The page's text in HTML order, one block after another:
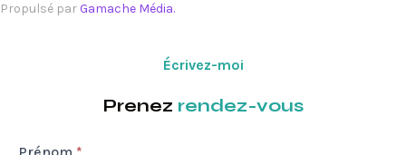
Propulsé par Gamache Média.
Écrivez-moi
Prenez rendez-vous
Prenez